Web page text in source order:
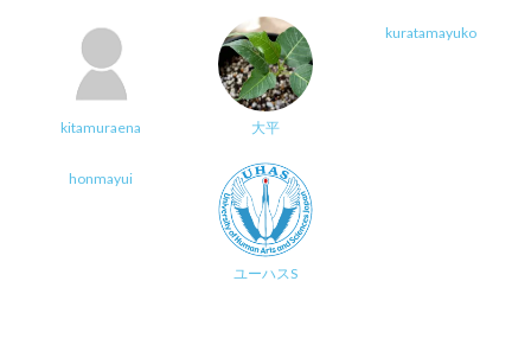
kitamuraena 大平
kuratamayuko
honmayui
ユーハスS